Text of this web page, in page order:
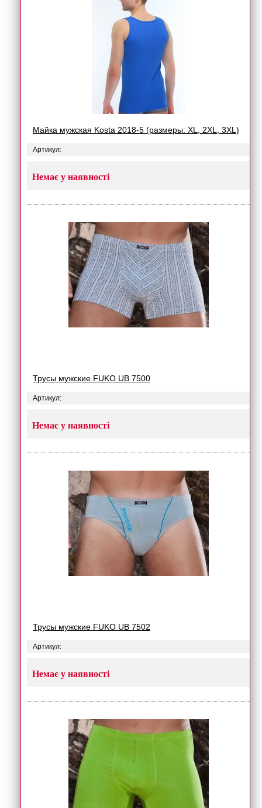
Майка мужская Kosta 2018-5 (размеры: XL, 2XL, 3XL)
Артикул:
Немає у наявності
Трусы мужские FUKO UB 7500
Артикул:
Немає у наявності
Трусы мужские FUKO UB 7502
Артикул:
Немає у наявності